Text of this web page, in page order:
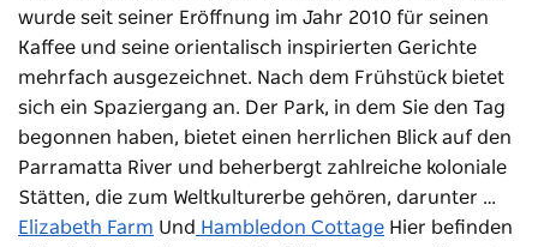
wurde seit seiner Eröffnung im Jahr 2010 für seinen
Kaffee und seine orientalisch inspirierten Gerichte
mehrfach ausgezeichnet. Nach dem Frühstück bietet
sich ein Spaziergang an. Der Park, in dem Sie den Tag
begonnen haben, bietet einen herrlichen Blick auf den
Parramatta River und beherbergt zahlreiche koloniale
Stätten, die zum Weltkulturerbe gehören, darunter …
Elizabeth Farm Und Hambledon Cottage Hier befinden